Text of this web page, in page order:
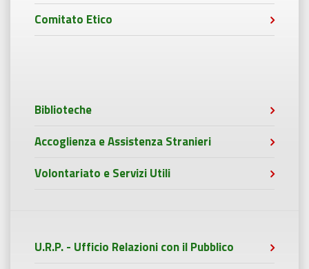
Comitato Etico
Biblioteche
Accoglienza e Assistenza Stranieri
Volontariato e Servizi Utili
U.R.P. - Ufficio Relazioni con il Pubblico